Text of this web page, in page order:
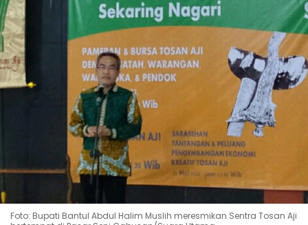
Foto: Bupati Bantul Abdul Halim Muslih meresmikan Sentra Tosan Aji